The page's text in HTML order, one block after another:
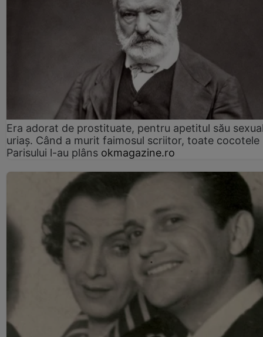
Era adorat de prostituate, pentru apetitul său
uriaș. Când a murit faimosul scriitor, toate cocotele
Parisului l-au plâns okmagazine.ro